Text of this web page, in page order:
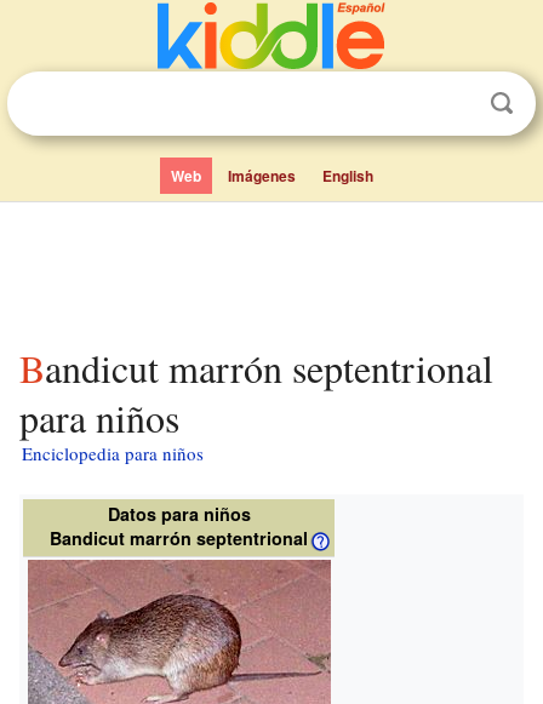
Web Imágenes English
Bandicut marrón septentrional
para niños
Enciclopedia para niños
Datos para niños
Bandicut marrón septentrional